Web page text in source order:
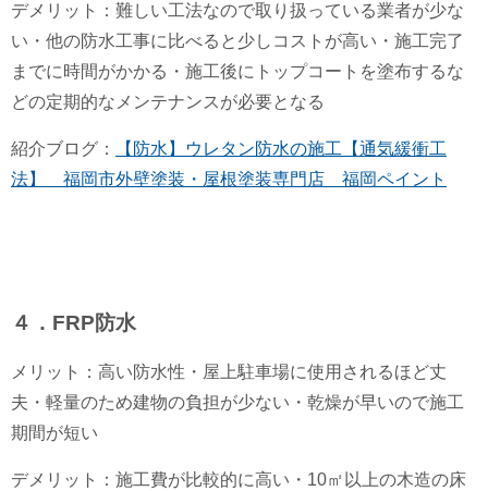
デメリット：難しい工法なので取り扱っている業者が少な
い・ 他の防水工事に比べると少しコストが高い・ 施工完了
までに時間がかかる・ 施工後にトップコートを塗布するな
どの定期的なメンテナンスが必要となる
紹介ブログ：
【防水】ウレタン防水の施工【通気緩衝工
法】 福岡市外壁塗装・屋根塗装専門店 福岡ペイント
４．FRP防水
メリット：高い防水性・屋上駐車場に使用されるほど丈
夫・軽量のため建物の負担が少ない・乾燥が早いので施工
期間が短い
デメリット：施工費が比較的に高い・10㎡以上の木造の床